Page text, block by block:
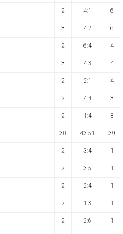
2 4:1 6
3 4:2 6
2 6:4 4
3 4:3 4
2 2:1 4
2 4:4 3
2 1:4 3
30 43:51 39
2 3:4 1
2 3:5 1
2 2:4 1
2 1:3 1
2 2:6 1